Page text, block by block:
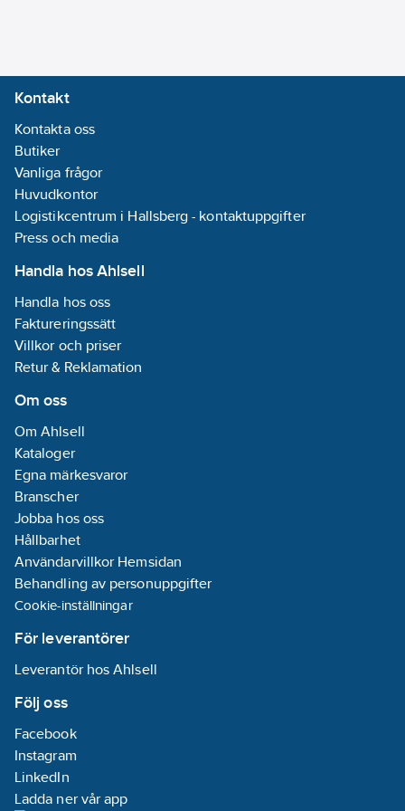
Kontakt
Kontakta oss
Butiker
Vanliga frågor
Huvudkontor
Logistikcentrum i Hallsberg - kontaktuppgifter
Press och media
Handla hos Ahlsell
Handla hos oss
Faktureringssätt
Villkor och priser
Retur & Reklamation
Om oss
Om Ahlsell
Kataloger
Egna märkesvaror
Branscher
Jobba hos oss
Hållbarhet
Användarvillkor Hemsidan
Behandling av personuppgifter
Cookie-inställningar
För leverantörer
Leverantör hos Ahlsell
Följ oss
Facebook
Instagram
LinkedIn
Ladda ner vår app